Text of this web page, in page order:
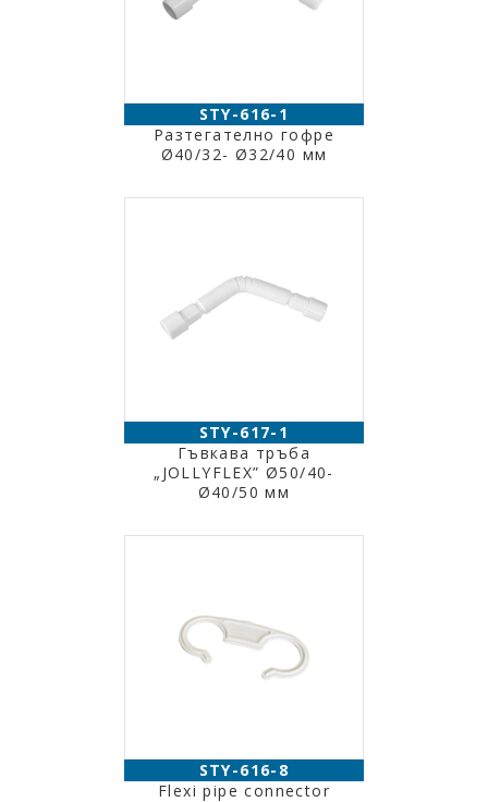
STY-616-1
Разтегателно гофре
Ø40/32- Ø32/40 мм
STY-617-1
Гъвкава тръба
„JOLLYFLEX” Ø50/40-
Ø40/50 мм
STY-616-8
Flexi pipe connector